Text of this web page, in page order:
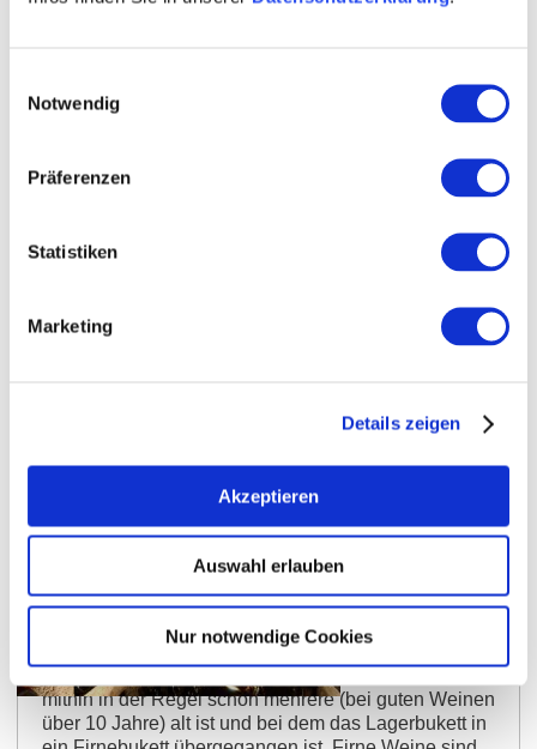
Notwendig
Präferenzen
Statistiken
Marketing
Details zeigen
Akzeptieren
Auswahl erlauben
Nur notwendige Cookies
) und auch schädliche Hefe und Bakterien vor dem
Abfüllen entfernt werden. Gewöhnlich wird eine von
Membranfiltration.
Geschmack eines gealterten Weines. Wortherkunft
zwar nach ahd. firni = alt, vorjährig. Der Begriff hat
mithin in der Regel schon mehrere (bei guten Weinen
über 10 Jahre) alt ist und bei dem das Lagerbukett in